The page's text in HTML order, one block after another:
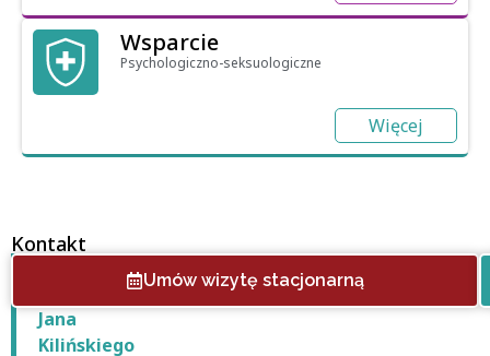
Wsparcie
Psychologiczno-seksuologiczne
Więcej
Kontakt
Jana
Kilińskiego
Umów wizytę stacjonarną